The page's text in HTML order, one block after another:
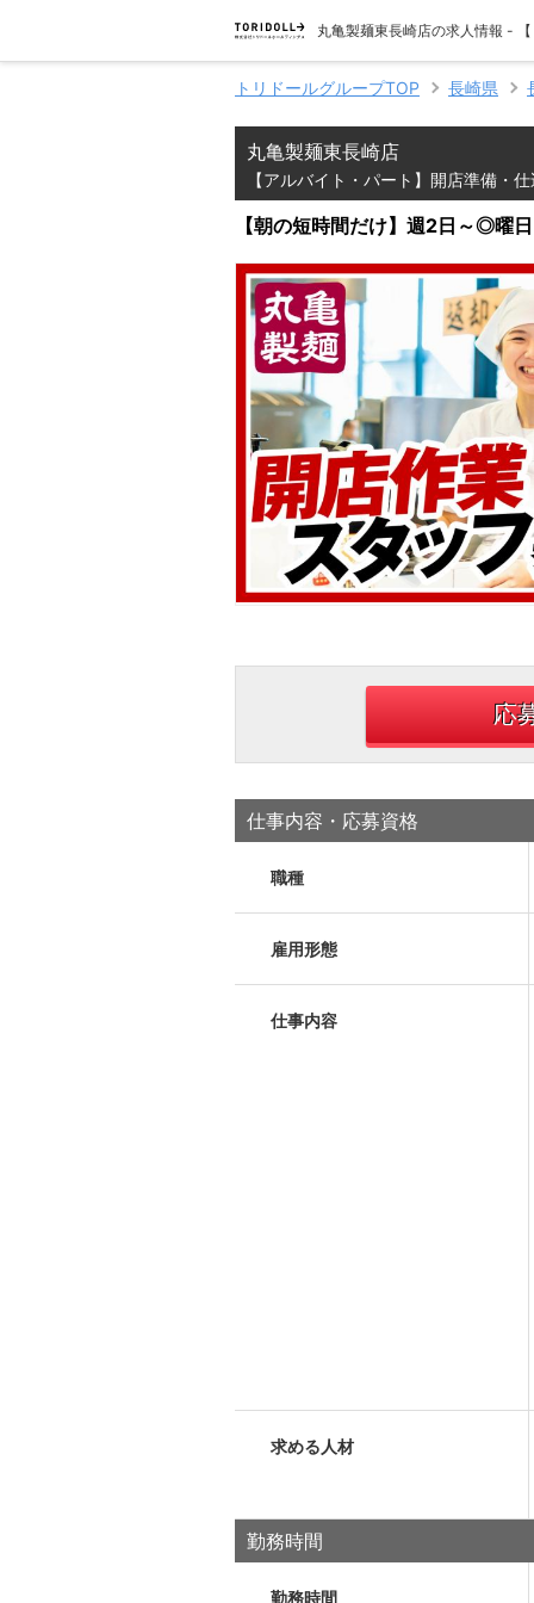
丸亀製麺東長崎店の求人情報 -
トリドールグループTOP 長崎県
丸亀製麺東長崎店
【アルバイト・パート】開店準備・
【朝の短時間だけ】週2日～◎曜
応
仕事内容・応募資格
職種
雇用形態
仕事内容
求める人材
勤務時間
勤務時間